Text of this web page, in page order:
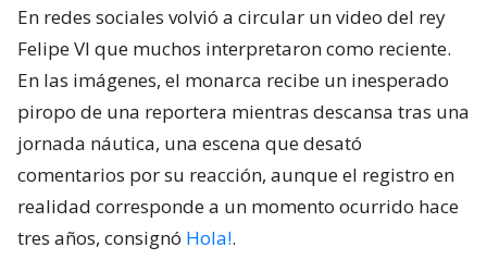
En redes sociales volvió a circular un video del rey
Felipe VI que muchos interpretaron como reciente.
En las imágenes, el monarca recibe un inesperado
piropo de una reportera mientras descansa tras una
jornada náutica, una escena que desató
comentarios por su reacción, aunque el registro en
realidad corresponde a un momento ocurrido hace
tres años, consignó Hola!.